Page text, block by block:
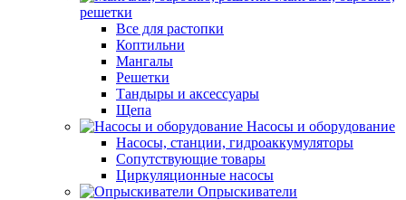
решетки
Все для растопки
Коптильни
Мангалы
Решетки
Тандыры и аксессуары
Щепа
Насосы и оборудование
Насосы, станции, гидроаккумуляторы
Сопутствующие товары
Циркуляционные насосы
Опрыскиватели